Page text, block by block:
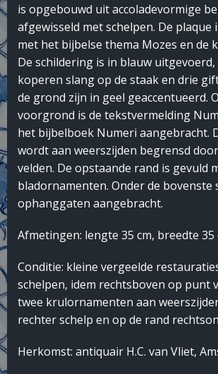
is opgebouwd uit accoladevormige
afgewisseld met schelpen. De plaque
met het bijbelse thema Mozes en de
De schildering is in blauw uitgevoerd,
koperen slang op de staak en drie
de grond zijn in geel geaccentueerd.
voorgrond is de tekstvermelding
het bijbelboek Numeri aangebracht.
wordt aan weerszijden begrensd
velden. De opstaande rand is gevuld
bladornamenten. Onder de bovenste
ophanggaten aangebracht.
Afmetingen: lengte 35 cm, breedte 35
Conditie: kleine vergeelde
schelpen, idem rechtsboven op punt
twee krulornamenten aan
rechter schelp en op de rand
Herkomst: antiquair H.C. van Vliet,